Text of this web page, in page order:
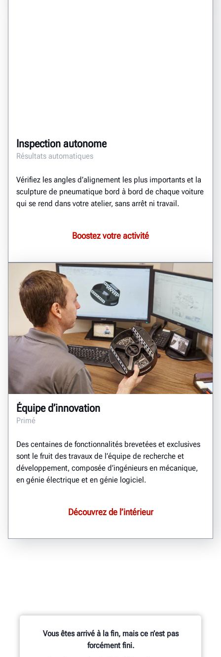
Inspection autonome
Résultats automatiques
Vérifiez les angles d’alignement les plus importants et la
sculpture de pneumatique bord à bord de chaque voiture
qui se rend dans votre atelier, sans arrêt ni travail.
Boostez votre activité
Équipe d’innovation
Primé
Des centaines de fonctionnalités brevetées et exclusives
sont le fruit des travaux de l’équipe de recherche et
développement, composée d’ingénieurs en mécanique,
en génie électrique et en génie logiciel.
Découvrez de l’intérieur
Vous êtes arrivé à la fin, mais ce n’est pas
forcément fini.